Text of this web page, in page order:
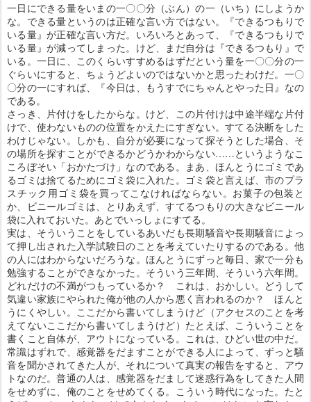
一日にできる量をいまの一〇〇分（ぶん）の一（いち）にしようか
な。できる量というのは正確な言い方ではない。『できるつもりで
いる量』が正確な言い方だ。いろいろとあって、『できるつもりで
いる量』が減ってしまった。けど、まだ自分は『できるつもり』で
いる。一日に、このくらいすすめるはずだという量を一〇〇分の一
ぐらいにすると、ちょうどよいのではないかと思ったわけだ。一〇
〇分の一にすれば、『今日は、もうすでにちゃんとやった日』なの
である。
さっき、片付けをしたからな。けど、この片付けは中途半端な片付
けで、使わないものの位置をかえたにすぎない。すてる決断をした
わけじゃない。しかも、自分が必要になって探そうとした場合、そ
の場所を探すことができるかどうかわからない……というようなこ
ころぼそい「おかたづけ」なのである。まあ、ほんとうにゴミであ
るゴミは捨てるためにゴミ袋に入れた。ゴミ袋と言えば、市のプラ
スチック用ゴミ袋を買ってこなければならない。お菓子の包装と
か、ビニールゴミは、とりあえず、すてるつもりの大きなビニール
袋に入れておいた。あとでいっしょにすてる。
実は、そういうことをしているあいだも長期騒音や長期騒音によっ
て押し出された入学試験日のことを考えていたりするのである。他
の人にはわからないだろうな。ほんとうにずっと毎日、家で一分も
勉強することができなかった。そういう三年間、そういう六年間。
どれだけの不満がつもっているか？ これは、おかしい。どうして
気違い家族にやられた俺が他の人から悪く言われるのか？ ほんと
うにくやしい。ここだから書いてしまうけど（アクセスのことを考
えてないここだから書いてしまうけど）たとえば、こういうことを
書くこと自体が、アウトになっている。これは、ひどい世の中だ。
常識はずれで、感覚器をだますことができる人によって、ずっと騒
音を聞かされてきた人が、それについて真実の報告をすると、アウ
トなのだ。普通の人は、感覚器をだまして迷惑行為をしてきた人間
をせめずに、俺のことをせめてくる。こういう時代になった。たと